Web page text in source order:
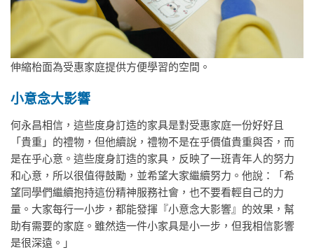
伸縮枱面為受惠家庭提供方便學習的空間。
小意念大影響
何永昌相信，這些度身訂造的家具是對受惠家庭一份好好且
「貴重」的禮物，但他續說，禮物不是在乎價值貴重與否，而
是在乎心意。這些度身訂造的家具，反映了一班青年人的努力
和心意，所以很值得鼓勵，並希望大家繼續努力。他說：「希
望同學們繼續抱持這份精神服務社會，也不要看輕自己的力
量。大家每行一小步，都能發揮『小意念大影響』的效果，幫
助有需要的家庭。雖然造一件小家具是小一步，但我相信影響
是很深遠。」